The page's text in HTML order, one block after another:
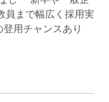
員まで幅広く採用実
用チャンスあり